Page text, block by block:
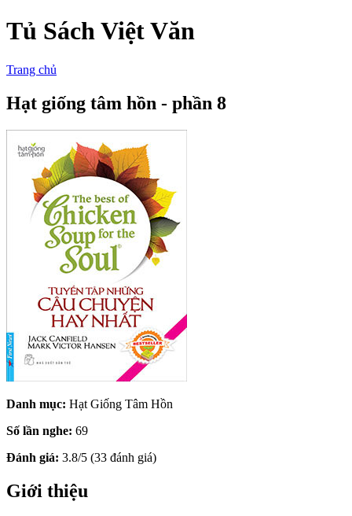
Tủ Sách Việt Văn
Trang chủ
Hạt giống tâm hồn - phần 8
Danh mục: Hạt Giống Tâm Hồn
Số lần nghe: 69
Đánh giá: 3.8/5 (33 đánh giá)
Giới thiệu